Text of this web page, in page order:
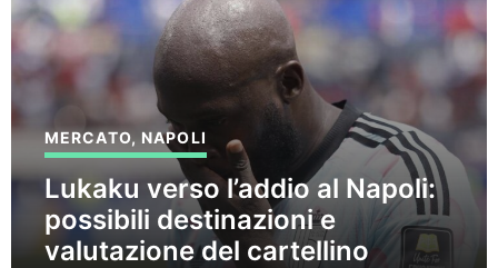
MERCATO,NAPOLI
Lukaku verso l’addio al Napoli:
possibili destinazioni e
valutazione del cartellino